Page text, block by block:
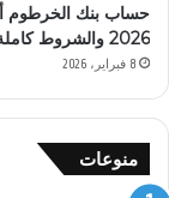
حساب بنك الخرطوم
2026 والشروط كاملة
8 فبراير، 2026
منوعات